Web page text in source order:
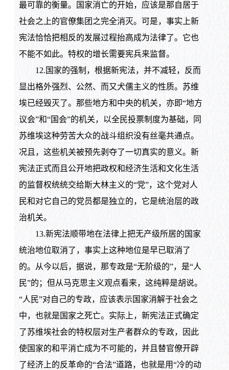
最可靠的衡量。国家消亡的开始，应该是那自居于
社会之上的官僚集团之完全消灭。可是，事实上新
宪法恰恰把相反的发展过程抬高成为法律了。它也
不能不如此。特权的增长需要宪兵来监督。
12.国家的强制，根据新宪法，并不减轻，反而
显出格外强烈、公然、而又犬儒主义的性质。苏维
埃已经毁灭了。那些地方和中央的机关，亦即“地方
议会”和“国会”的机关，以全民投票制度为基础，同
苏维埃这种劳苦大众的战斗组织没有丝毫共通点。
况且，这些机关被预先剥夺了一切真实的意义。新
宪法正式而且公开地把政权和经济生活和文化生活
的监督权统统交给斯大林主义的“党”，这个党对人
民和对它自己的党员都是独立的，它是统治层的政
治机关。
13.新宪法顺带地在法律上把无产级所居的国家
统治地位取消了，事实上这种地位是早已取消了
的。从今以后，据说，那专政是“无阶级的”，是“人
民”的；但从马克思主义观点看来，这纯粹是胡说。
“人民”对自己的专政，应该表示国家消解于社会之
中，也就是国家之死亡。实际上，新宪法正式确定
了苏维埃社会的特权层对生产者群众的专政，因此
使国家的和平消亡成为不可能的，并且替官僚开辟
了经济上的反革命的“合法”道路，也就是用“冷的动